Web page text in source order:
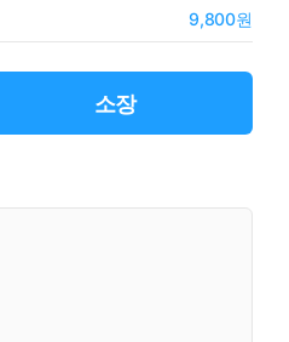
9,800원
소장